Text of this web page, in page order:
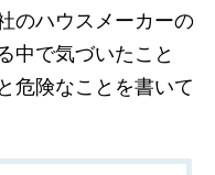
のハウスメーカーの
中で気づいたこと
危険なこと を書いて